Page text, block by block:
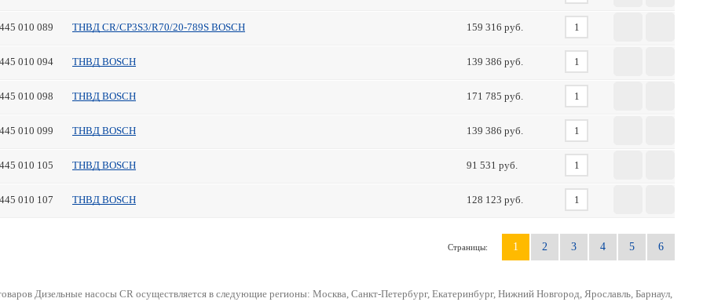
010 089 ТНВД CR/CP3S3/R70/20-789S BOSCH 159 316
010 094 ТНВД BOSCH 139 386
010 098 ТНВД BOSCH 171 785
010 099 ТНВД BOSCH 139 386
010 105 ТНВД BOSCH 91 531
010 107 ТНВД BOSCH 128 123
Страницы: 1 2 3 4 5 6
Дизельные насосы CR осуществляется в следующие регионы: Москва, Санкт-Петербург, Екатеринбург, Нижний Новгород, Ярославль, Барнаул,